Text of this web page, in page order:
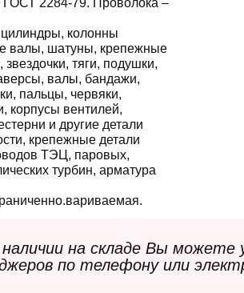
ГОСТ 2284-79. Проволока –
колонны
валы, шатуны, крепежные
тяги, подушки,
валы, бандажи,
пальцы, червяки,
корпусы вентилей,
и другие детали
крепежные детали
ТЭЦ, паровых,
турбин, арматура
на складе Вы можете
по телефону или